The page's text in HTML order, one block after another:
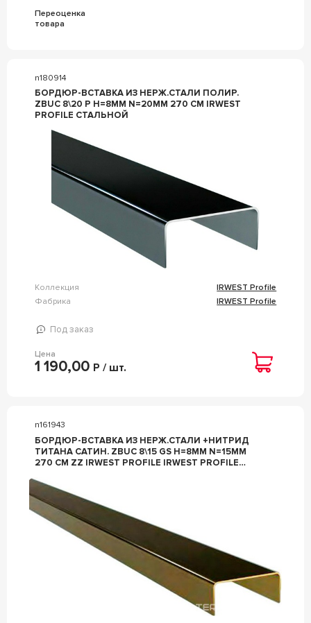
Переоценка
товара
n180914
БОРДЮР-ВСТАВКА ИЗ НЕРЖ.СТАЛИ ПОЛИР.
ZBUC 8\20 P H=8ММ N=20ММ 270 СМ IRWEST
PROFILE СТАЛЬНОЙ
Коллекция
IRWEST Profile
Фабрика
IRWEST Profile
Под заказ
Цена
1 190,00 Р / шт.
n161943
БОРДЮР-ВСТАВКА ИЗ НЕРЖ.СТАЛИ +НИТРИД
ТИТАНА САТИН. ZBUC 8\15 GS H=8ММ N=15ММ
270 СМ ZZ IRWEST PROFILE IRWEST PROFILE